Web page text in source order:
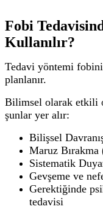
Fobi
Kullanılır?
Tedavi yöntemi
planlanır.
Bilimsel olarak etkili
şunlar yer alır:
Bilişsel
Maruz
Sistematik
Gevşeme ve
Gerektiğinde
tedavisi